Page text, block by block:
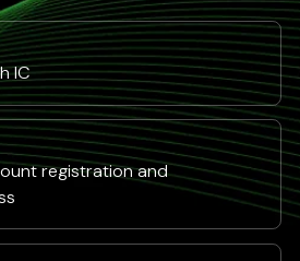
IC
registration and